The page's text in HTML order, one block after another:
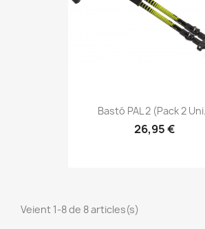
Bastó PAL 2 (pack 2
26,95 €
Veient 1-8 de 8 articles(s)